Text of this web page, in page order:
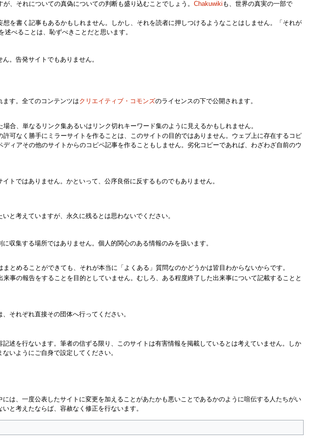
、それについての真偽についての判断も盛り込むことでしょう。Chakuwiki も、世界の真実の一部で
想を書く記事もあるかもしれません。しかし、それを読者に押しつけるようなことはしません。「それが
べることは、恥ずべきことだと思います。
。告発サイトでもありません。
す。全てのコンテンツはクリエイティブ・コモンズのライセンスの下で公開されます。
合、単なるリンク集あるいはリンク切れキーワード集のように見えるかもしれません。
許可なく勝手にミラーサイトを作ることは、このサイトの目的ではありません。ウェブ上に存在するコピ
ィアその他のサイトからのコピペ記事を作ることもしません。劣化コピーであれば、わざわざ自前のウ
トではありません。かといって、公序良俗に反するものでもありません。
と考えていますが、永久に残るとは思わないでください。
収集する場所ではありません。個人的関心のある情報のみを扱います。
とめることができても、それが本当に「よくある」質問なのかどうかは皆目わからないからです。
来事の報告をすることを目的としていません。むしろ、ある程度終了した出来事について記載することと
それぞれ直接その団体へ行ってください。
述を行ないます。筆者の信ずる限り、このサイトは有害情報を掲載しているとは考えていません。しか
いようにご自身で設定してください。
は、一度公表したサイトに変更を加えることがあたかも悪いことであるかのように喧伝する人たちがい
と考えたならば、容赦なく修正を行ないます。